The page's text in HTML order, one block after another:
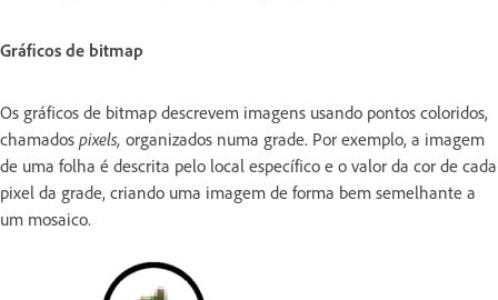
Gráficos de bitmap
Os gráficos de bitmap descrevem imagens usando pontos coloridos,
chamados pixels, organizados numa grade. Por exemplo, a imagem
de uma folha é descrita pelo local específico e o valor da cor de cada
pixel da grade, criando uma imagem de forma bem semelhante a
um mosaico.